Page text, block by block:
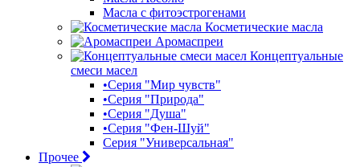
Масла с фитоэстрогенами
Косметические масла
Аромаспреи
Концептуальные
смеси масел
•Серия "Мир чувств"
•Серия "Природа"
•Серия "Душа"
•Серия "Фен-Шуй"
Серия "Универсальная"
Прочее